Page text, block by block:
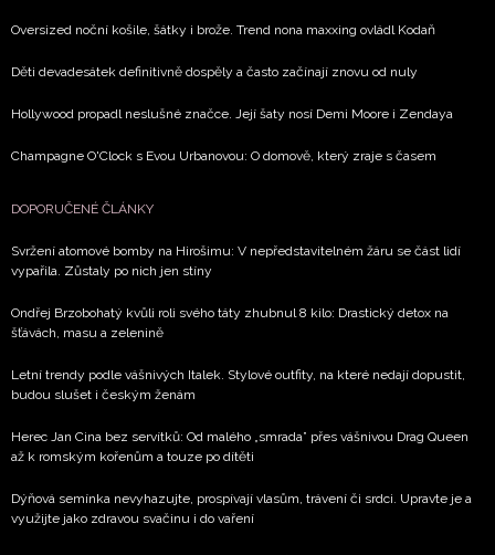
soukromí BurdaMedia Extra s.r.o., zaškrtněte toto pole.
Oversized noční košile, šátky i brože. Trend nona maxxing ovládl Kodaň
Děti devadesátek definitivně dospěly a často začínají znovu od nuly
Hollywood propadl neslušné značce. Její šaty nosí Demi Moore i Zendaya
Champagne O'Clock s Evou Urbanovou: O domově, který zraje s časem
DOPORUČENÉ ČLÁNKY
Svržení atomové bomby na Hirošimu: V nepředstavitelném žáru se část lidí
vypařila. Zůstaly po nich jen stíny
Ondřej Brzobohatý kvůli roli svého táty zhubnul 8 kilo: Drastický detox na
šťávách, masu a zelenině
Letní trendy podle vášnivých Italek. Stylové outfity, na které nedají dopustit,
budou slušet i českým ženám
Herec Jan Cina bez servítků: Od malého „smrada” přes vášnivou Drag Queen
až k romským kořenům a touze po dítěti
Dýňová semínka nevyhazujte, prospívají vlasům, trávení či srdci. Upravte je a
využijte jako zdravou svačinu i do vaření